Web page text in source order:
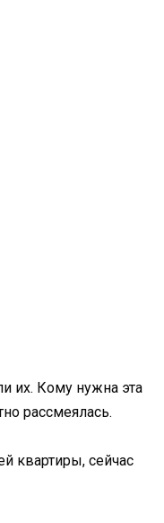
их. Кому нужна эта
рассмеялась.
квартиры, сейчас